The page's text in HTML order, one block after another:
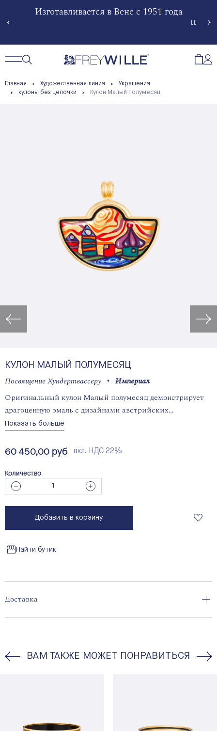
Изготавливается в Вене с 1951 года
Открыть / Закрыть навигацию
Открытый поиск
Главная Художественная линия
Украшения
кулоны без цепочки
Кулон Малый полумесяц
КУЛОН МАЛЫЙ ПОЛУМЕСЯЦ
Посвящение Хундертвассеру
Империал
Оригинальный кулон Малый полумесяц демонстрирует
драгоценную эмаль с дизайнами австрийских
художников заключенную в оправу элегантной формы.
Показать больше
60 450,00 руб вкл. НДС 22%
Количество
Добавить в корзину
Найти бутик
Доставка
ВАМ ТАКЖЕ МОЖЕТ ПОНРАВИТЬСЯ